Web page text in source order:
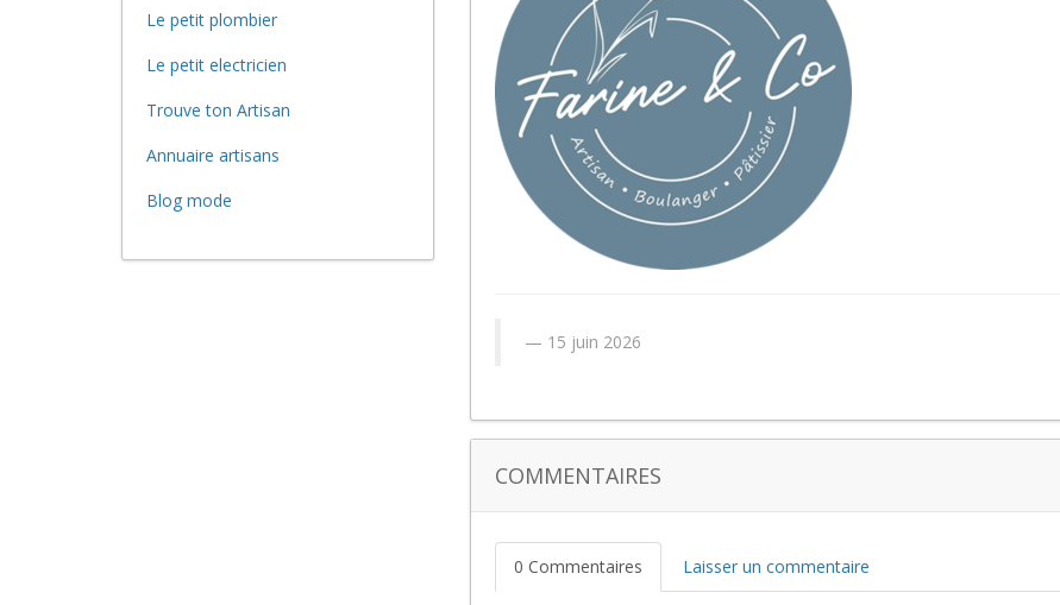
Le petit plombier
Le petit electricien
Trouve ton Artisan
Annuaire artisans
Blog mode
15 juin 2026
COMMENTAIRES
0 Commentaires Laisser un commentaire